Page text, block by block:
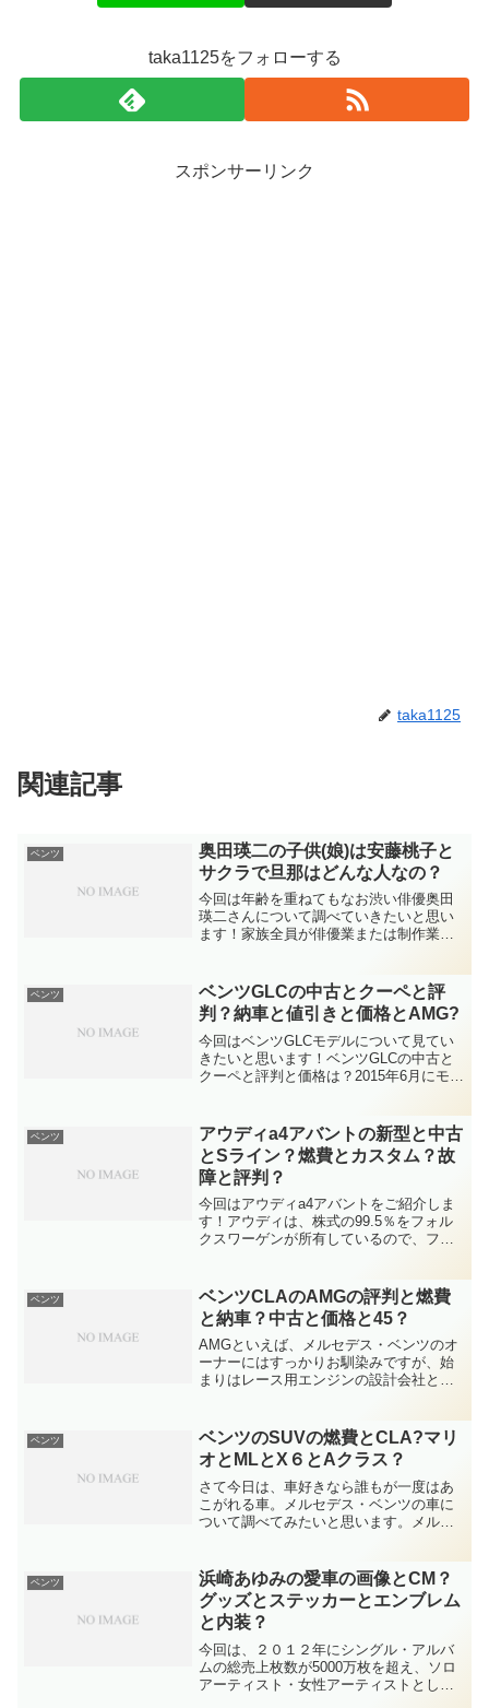
taka1125をフォローする
スポンサーリンク
taka1125
関連記事
ベンツ
奥田瑛二の子供(娘)は安藤桃子と
サクラで旦那はどんな人なの？
今回は年齢を重ねてもなお渋い俳優奥田
瑛二さんについて調べていきたいと思い
ます！家族全員が俳優業または制作業と
奥田瑛二さんも２０１８年現在で６８
歳、全く見えないなと改めて...
ベンツ
ベンツGLCの中古とクーペと評
判？納車と値引きと価格とAMG?
今回はベンツGLCモデルについて見てい
きたいと思います！ベンツGLCの中古と
クーペと評判と価格は？2015年6月にモデ
スベースのSUVという成り立ちを明確に
伝えるため...
ベンツ
アウディa4アバントの新型と中古
とSライン？燃費とカスタム？故
障と評判？
今回はアウディa4アバントをご紹介しま
す！アウディは、株式の99.5％をフォル
クスワーゲンが所有しているので、フォ
ディa4アバントは、4種類のグレードを出
していますが、...
ベンツ
ベンツCLAのAMGの評判と燃費
と納車？中古と価格と45？
AMGといえば、メルセデス・ベンツのオ
ーナーにはすっかりお馴染みですが、始
まりはレース用エンジンの設計会社とし
すが、2017年には創業50周年を迎えるそ
うで、最近、...
ベンツ
ベンツのSUVの燃費とCLA?マリ
オとMLとX６とAクラス？
さて今日は、車好きなら誰もが一度はあ
こがれる車。メルセデス・ベンツの車に
ついて調べてみたいと思います。メルセ
セデス・ベンツのSUVといえば、Gクラ
ス、GLSクラス、M...
ベンツ
浜崎あゆみの愛車の画像とCM？
グッズとステッカーとエンブレム
と内装？
今回は、２０１２年にシングル・アルバ
ムの総売上枚数が5000万枚を超え、ソロ
アーティスト・女性アーティストとして